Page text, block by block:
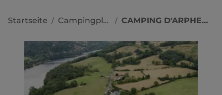
Startseite / Campingplätze / CAMPING D'ARPHEUILLES